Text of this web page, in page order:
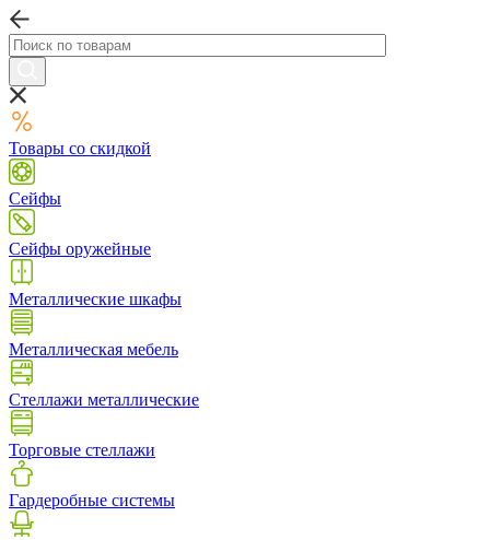
Товары со скидкой
Сейфы
Сейфы оружейные
Металлические шкафы
Металлическая мебель
Стеллажи металлические
Торговые стеллажи
Гардеробные системы